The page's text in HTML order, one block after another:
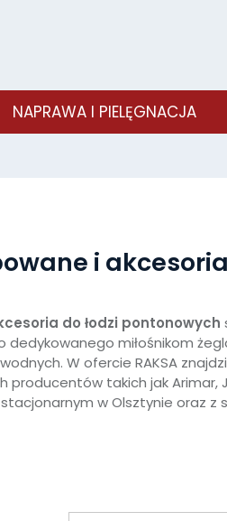
NAPRAWA I PIELĘGNACJA
i akcesoria
do łodzi pontonowych
miłośnikom
W ofercie RAKSA
producentów takich jak Arimar,
w Olsztynie oraz z